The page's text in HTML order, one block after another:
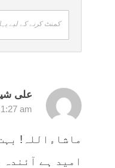
کمنٹ کرنے کے لیے
علی
am
ماشاءاللہ!
امید ہے